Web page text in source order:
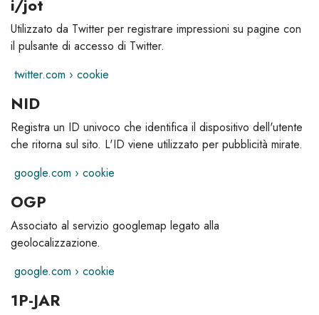
i/jot
Utilizzato da Twitter per registrare impressioni su pagine con
il pulsante di accesso di Twitter.
twitter.com › cookie
NID
Registra un ID univoco che identifica il dispositivo dell'utente
che ritorna sul sito. L'ID viene utilizzato per pubblicità mirate.
google.com › cookie
OGP
Associato al servizio googlemap legato alla
geolocalizzazione.
google.com › cookie
1P-JAR